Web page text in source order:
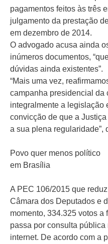
pagamentos feitos às três
julgamento da prestação
em dezembro de 2014.
O advogado acusa ainda
inúmeros documentos,
dúvidas ainda existentes”.
“Mais uma vez,
campanha presidencial da
integralmente a legislação
convicção de que a
a sua plena regularidade”,
Povo quer menos político
em Brasília
A PEC 106/2015 que
Câmara dos Deputados e
momento, 334.325 votos a
passa por consulta
internet. De acordo com a